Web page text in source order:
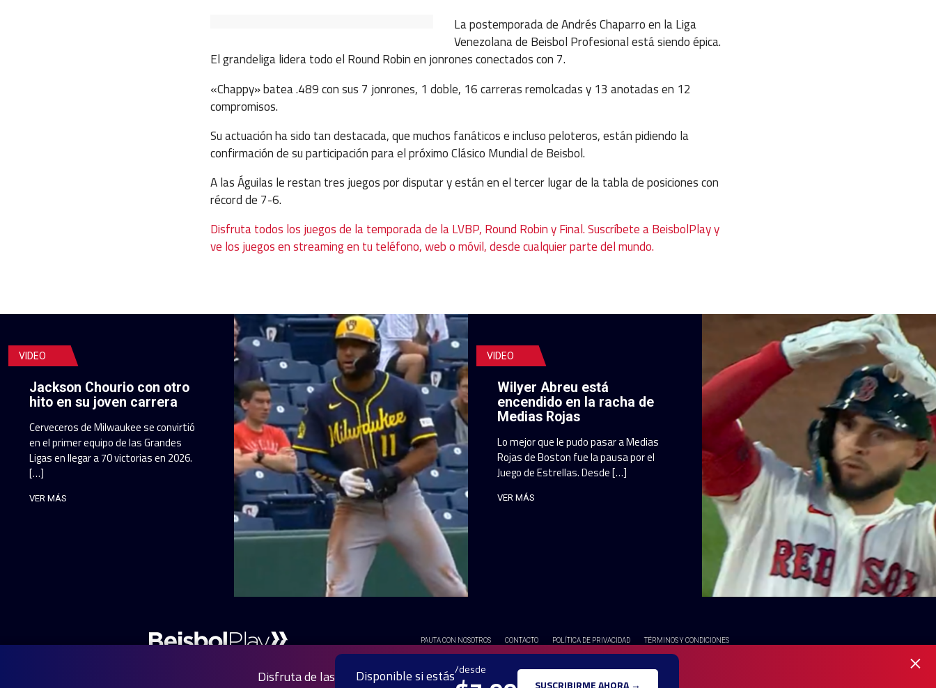
La postemporada de Andrés Chaparro en la Liga
Venezolana de Beisbol Profesional está siendo épica.
El grandeliga lidera todo el Round Robin en jonrones conectados con 7.
«Chappy» batea .489 con sus 7 jonrones, 1 doble, 16 carreras remolcadas y 13 anotadas en 12
compromisos.
Su actuación ha sido tan destacada, que muchos fanáticos e incluso peloteros, están pidiendo la
confirmación de su participación para el próximo Clásico Mundial de Beisbol.
A las Águilas le restan tres juegos por disputar y están en el tercer lugar de la tabla de posiciones con
récord de 7-6.
Disfruta todos los juegos de la temporada de la LVBP, Round Robin y Final. Suscríbete a BeisbolPlay y
ve los juegos en streaming en tu teléfono, web o móvil, desde cualquier parte del mundo.
VIDEO
Jackson Chourio con otro
hito en su joven carrera
Cerveceros de Milwaukee se convirtió
en el primer equipo de las Grandes
Ligas en llegar a 70 victorias en 2026.
[…]
VER MÁS
VIDEO
Wilyer Abreu está
encendido en la racha de
Medias Rojas
Lo mejor que le pudo pasar a Medias
Rojas de Boston fue la pausa por el
Juego de Estrellas. Desde […]
VER MÁS
PAUTA CON NOSOTROS CONTACTO POLÍTICA DE PRIVACIDAD TÉRMINOS Y CONDICIONES
© 2025 TODOS LOS DERECHOS RESERVADOS - UNA MARCA REGISTRADA DE Ole Interactive LLC
Disfruta de las
Disponible si estás/desde
SUSCRIBIRME AHORA →
×